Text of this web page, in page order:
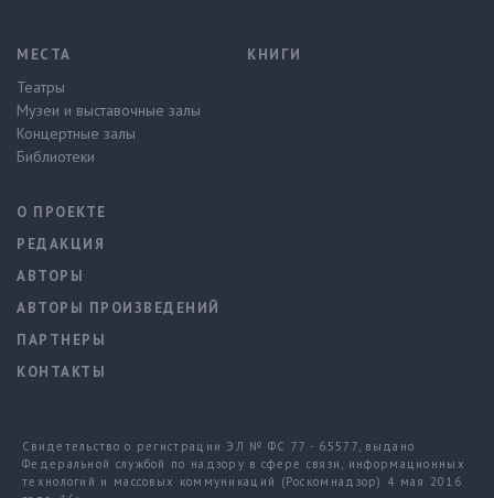
МЕСТА
Театры
Музеи и выставочные залы
Концертные залы
Библиотеки
КНИГИ
О ПРОЕКТЕ
РЕДАКЦИЯ
АВТОРЫ
АВТОРЫ ПРОИЗВЕДЕНИЙ
ПАРТНЕРЫ
КОНТАКТЫ
Свидетельство о регистрации ЭЛ № ФС 77 - 65577, выдано
Федеральной службой по надзору в сфере связи, информационных
технологий и массовых коммуникаций (Роскомнадзор) 4 мая 2016